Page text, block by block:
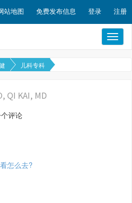
站地图 免费发布信息 登录 注册
儿科专科
QI KAI, MD
评论
怎么去?